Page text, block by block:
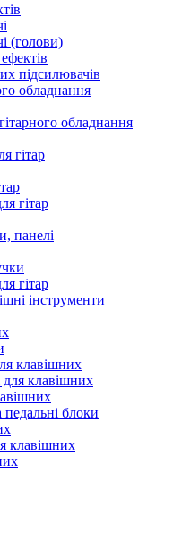
(голови)
підсилювачів
обладнання
обладнання
гітар
гітар
панелі
гітар
інструменти
клавішних
клавішних
педальні блоки
клавішних